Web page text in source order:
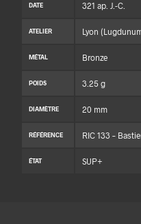
DATE 321 ap. J.-C.
ATELIER Lyon
MÉTAL Bronze
POIDS 3.25 g
DIAMÈTRE 20 mm
RÉFÉRENCE RIC 133 –
ÉTAT SUP+